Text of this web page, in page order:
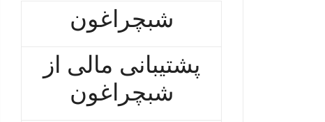
شبچراغون
پشتیبانی مالی از
شبچراغون